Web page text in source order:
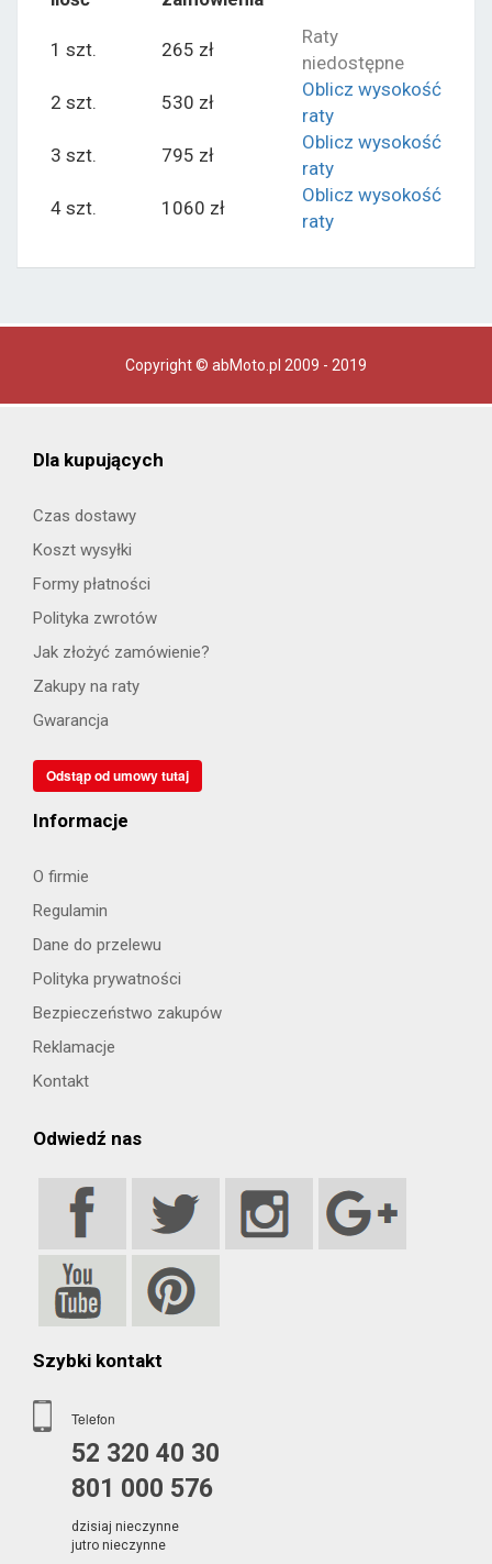
1 szt. 265 zł
Raty
niedostępne
2 szt.
530 zł
Oblicz wysokość
raty
3 szt.
795 zł
Oblicz wysokość
raty
4 szt.
1060 zł
Oblicz wysokość
raty
Copyright © abMoto.pl 2009 - 2019
Dla kupujących
Czas dostawy
Koszt wysyłki
Formy płatności
Polityka zwrotów
Jak złożyć zamówienie?
Zakupy na raty
Gwarancja
Odstąp od umowy tutaj
Informacje
O firmie
Regulamin
Dane do przelewu
Polityka prywatności
Bezpieczeństwo zakupów
Reklamacje
Kontakt
Odwiedź nas
Szybki kontakt
Telefon
52 320 40 30
801 000 576
dzisiaj nieczynne
jutro nieczynne